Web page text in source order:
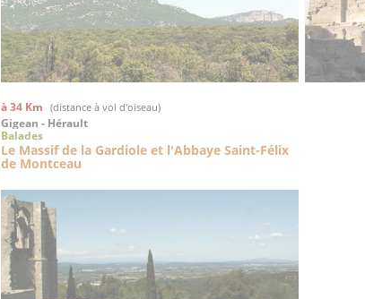
à 34 Km (distance à vol d'oiseau)
Gigean - Hérault
Balades
Le Massif de la Gardiole et l'Abbaye Saint-Félix
de Montceau